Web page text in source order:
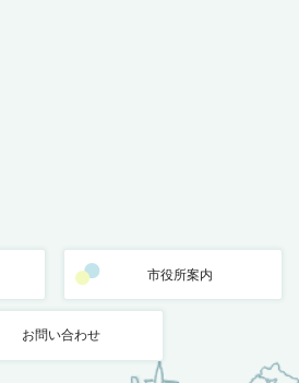
市役所案内
お問い合わせ